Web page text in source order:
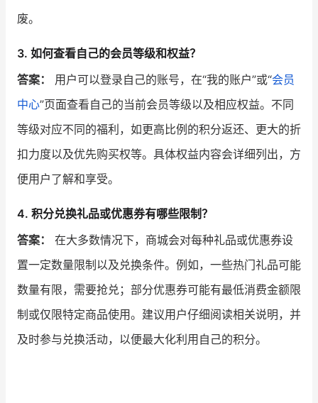
废。
3. 如何查看自己的会员等级和权益？
答案：
用户可以登录自己的账号，在“我的账户”或“会员
中心”页面查看自己的当前会员等级以及相应权益。不同
等级对应不同的福利，如更高比例的积分返还、更大的折
扣力度以及优先购买权等。具体权益内容会详细列出，方
便用户了解和享受。
4. 积分兑换礼品或优惠券有哪些限制？
答案：
在大多数情况下，商城会对每种礼品或优惠券设
置一定数量限制以及兑换条件。例如，一些热门礼品可能
数量有限，需要抢兑；部分优惠券可能有最低消费金额限
制或仅限特定商品使用。建议用户仔细阅读相关说明，并
及时参与兑换活动，以便最大化利用自己的积分。